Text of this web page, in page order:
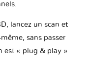
lancez un scan et
sans passer
est « plug & play »